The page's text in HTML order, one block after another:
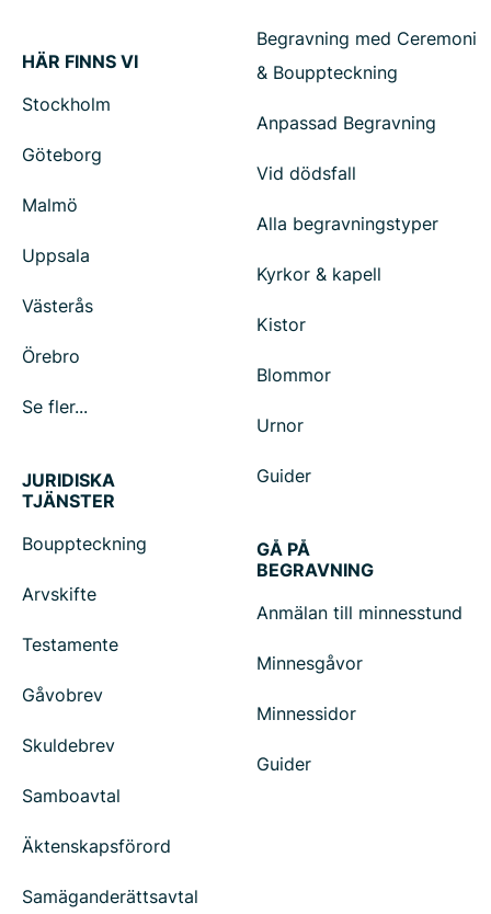
HÄR FINNS VI
Stockholm
Göteborg
Malmö
Uppsala
Västerås
Örebro
Se fler...
Begravning med Ceremoni
& Bouppteckning
Anpassad Begravning
Vid dödsfall
Alla begravningstyper
Kyrkor & kapell
Kistor
Blommor
Urnor
Guider
JURIDISKA
TJÄNSTER
Bouppteckning
Arvskifte
Testamente
Gåvobrev
Skuldebrev
Samboavtal
Äktenskapsförord
Samäganderättsavtal
GÅ PÅ
BEGRAVNING
Anmälan till minnesstund
Minnesgåvor
Minnessidor
Guider